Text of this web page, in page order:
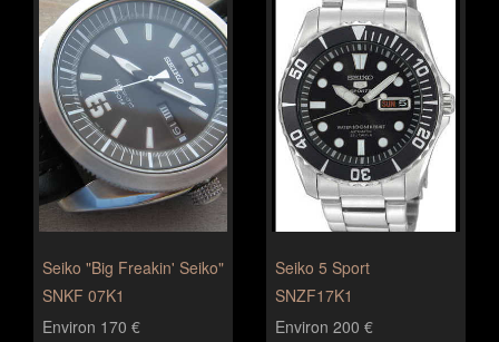
Seiko "Big Freakin' Seiko"
SNKF 07K1
Environ 170 €
Seiko 5 Sport
SNZF17K1
Environ 200 €